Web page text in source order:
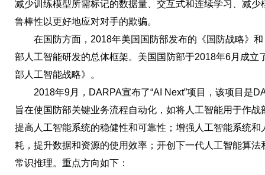
减少训练模型所需标记的数据量、交互式和连续学习、减
鲁棒性以更好地应对对手的欺骗。
在国防方面，2018年美国国防部发布的《国防战略》和
部人工智能研发的总体框架。美国国防部于2018年6月成立
部人工智能战略》。
2018年9月，DARPA宣布了“AI Next”项目，该项目是
旨在使国防部关键业务流程自动化，如将人工智能用于作
提高人工智能系统的稳健性和可靠性；增强人工智能系统
耗，提升数据和资源的使用效率；开创下一代人工智能算
常识推理。重点方向如下：